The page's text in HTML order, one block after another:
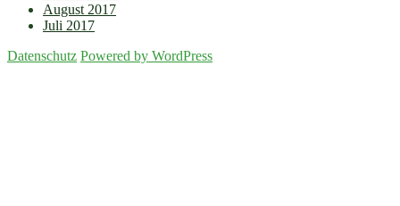
August 2017
Juli 2017
Datenschutz Powered by WordPress